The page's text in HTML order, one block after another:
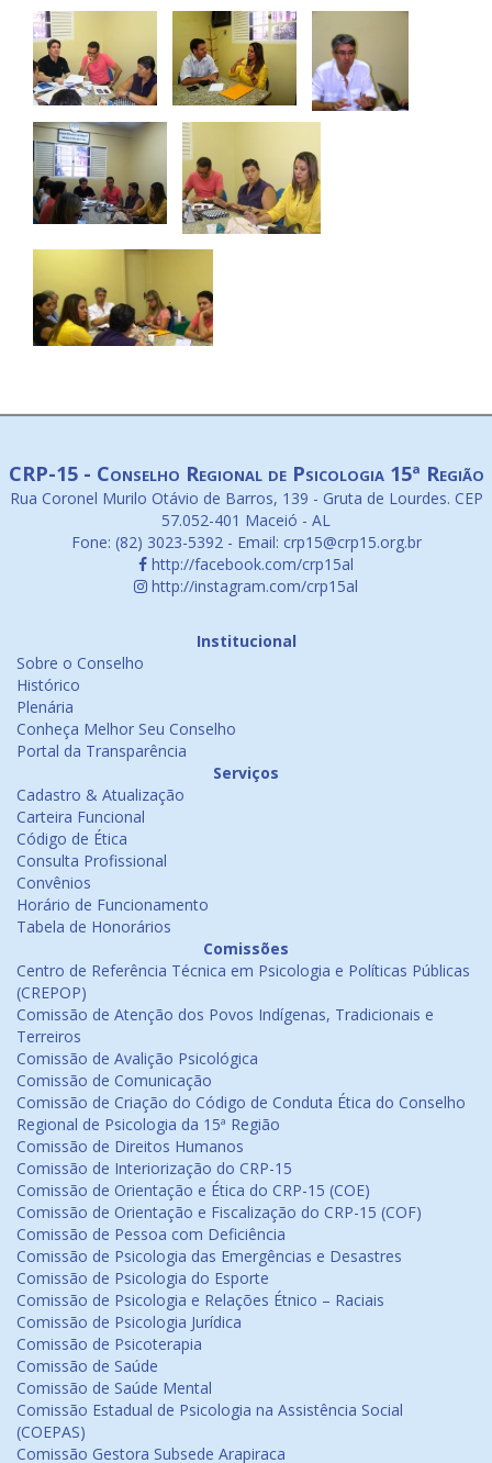
CRP-15 - Conselho Regional de Psicologia 15ª Região
Rua Coronel Murilo Otávio de Barros, 139 - Gruta de Lourdes. CEP
57.052-401 Maceió - AL
Fone: (82) 3023-5392 - Email: crp15@crp15.org.br
http://facebook.com/crp15al
http://instagram.com/crp15al
Institucional
Sobre o Conselho
Histórico
Plenária
Conheça Melhor Seu Conselho
Portal da Transparência
Serviços
Cadastro & Atualização
Carteira Funcional
Código de Ética
Consulta Profissional
Convênios
Horário de Funcionamento
Tabela de Honorários
Comissões
Centro de Referência Técnica em Psicologia e Políticas Públicas
(CREPOP)
Comissão de Atenção dos Povos Indígenas, Tradicionais e
Terreiros
Comissão de Avalição Psicológica
Comissão de Comunicação
Comissão de Criação do Código de Conduta Ética do Conselho
Regional de Psicologia da 15ª Região
Comissão de Direitos Humanos
Comissão de Interiorização do CRP-15
Comissão de Orientação e Ética do CRP-15 (COE)
Comissão de Orientação e Fiscalização do CRP-15 (COF)
Comissão de Pessoa com Deficiência
Comissão de Psicologia das Emergências e Desastres
Comissão de Psicologia do Esporte
Comissão de Psicologia e Relações Étnico – Raciais
Comissão de Psicologia Jurídica
Comissão de Psicoterapia
Comissão de Saúde
Comissão de Saúde Mental
Comissão Estadual de Psicologia na Assistência Social
(COEPAS)
Comissão Gestora Subsede Arapiraca